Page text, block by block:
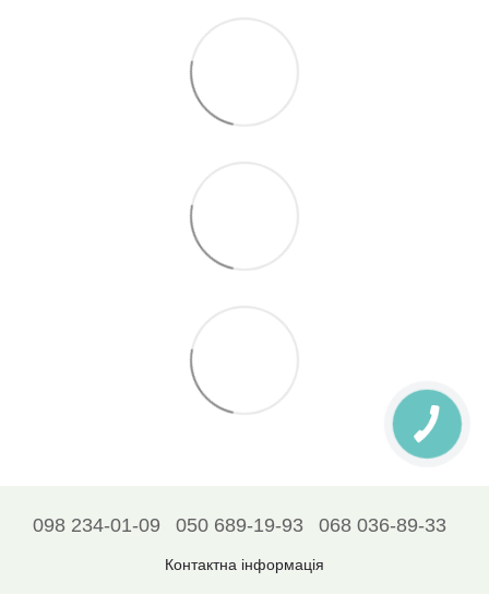
098 234-01-09 050 689-19-93 068 036-89-33
Контактна інформація